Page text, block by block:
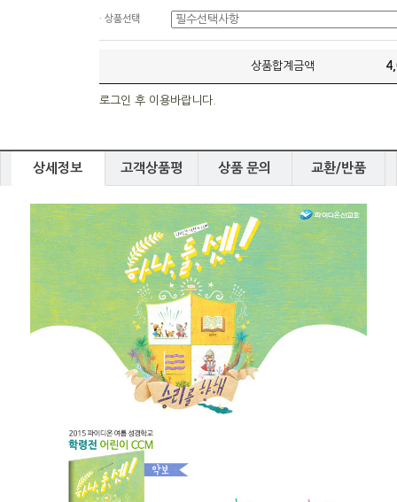
· 상품선택
상품합계금액
로그인 후 이용바랍니다.
상세정보 고객상품평 상품 문의 교환/반품